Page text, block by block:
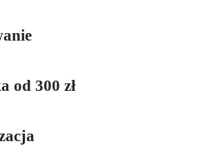
od 300 zł